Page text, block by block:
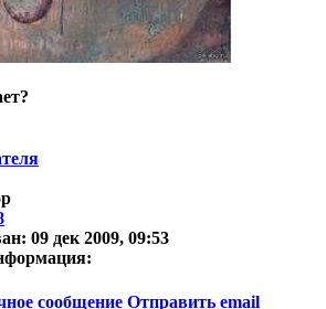
09 дек 2009, 09:53
сообщение Отправить email